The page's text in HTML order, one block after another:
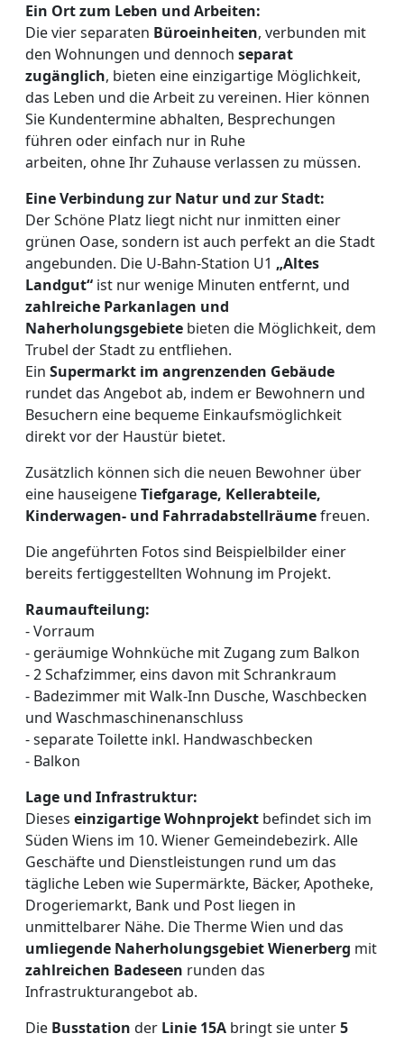
Ein Ort zum Leben und Arbeiten:
Die vier separaten Büroeinheiten, verbunden mit
den Wohnungen und dennoch separat
zugänglich, bieten eine einzigartige Möglichkeit,
das Leben und die Arbeit zu vereinen. Hier können
Sie Kundentermine abhalten, Besprechungen
führen oder einfach nur in Ruhe
arbeiten, ohne Ihr Zuhause verlassen zu müssen.
Eine Verbindung zur Natur und zur Stadt:
Der Schöne Platz liegt nicht nur inmitten einer
grünen Oase, sondern ist auch perfekt an die Stadt
angebunden. Die U-Bahn-Station U1 „Altes
Landgut“ ist nur wenige Minuten entfernt, und
zahlreiche Parkanlagen und
Naherholungsgebiete bieten die Möglichkeit, dem
Trubel der Stadt zu entfliehen.
Ein Supermarkt im angrenzenden Gebäude
rundet das Angebot ab, indem er Bewohnern und
Besuchern eine bequeme Einkaufsmöglichkeit
direkt vor der Haustür bietet.
Zusätzlich können sich die neuen Bewohner über
eine hauseigeneTiefgarage, Kellerabteile,
Kinderwagen- und Fahrradabstellräumefreuen.
Die angeführten Fotos sind Beispielbilder einer
bereits fertiggestellten Wohnung im Projekt.
Raumaufteilung:
- Vorraum
- geräumige Wohnküche mit Zugang zum Balkon
- 2 Schafzimmer, eins davon mit Schrankraum
- Badezimmer mit Walk-Inn Dusche, Waschbecken
und Waschmaschinenanschluss
- separate Toilette inkl. Handwaschbecken
- Balkon
Lage und Infrastruktur:
Dieses einzigartige Wohnprojekt befindet sich im
Süden Wiens im 10. Wiener Gemeindebezirk. Alle
Geschäfte und Dienstleistungen rund um das
tägliche Leben wie Supermärkte, Bäcker, Apotheke,
Drogeriemarkt, Bank und Post liegen in
unmittelbarer Nähe. Die Therme Wien und das
umliegende NaherholungsgebietWienerberg mit
zahlreichen Badeseen runden das
Infrastrukturangebot ab.
Die Busstation der Linie 15A bringt sie unter5